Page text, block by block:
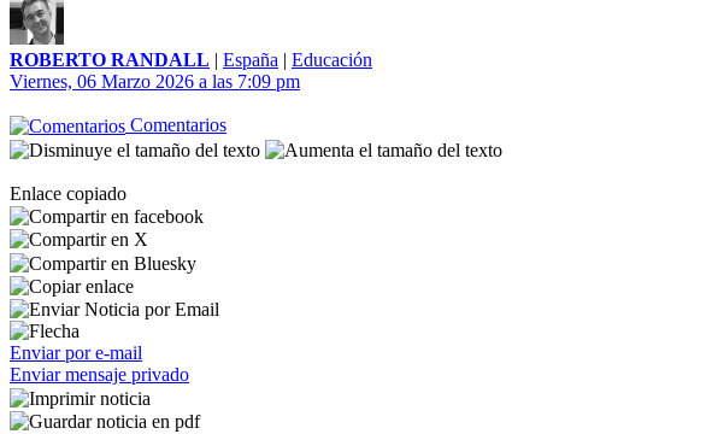
ROBERTO RANDALL | España | Educación
Viernes, 06 Marzo 2026 a las 7:09 pm
Comentarios
Enlace copiado
Enviar por e-mail
Enviar mensaje privado